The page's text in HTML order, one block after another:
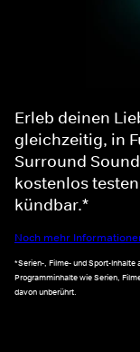
Erleb deinen
gleichzeitig, in
Surround
kostenlos
kündbar.*
Noch mehr
*Serien-, Filme- und Sport-
Programminhalte wie Serien,
davon unberührt.